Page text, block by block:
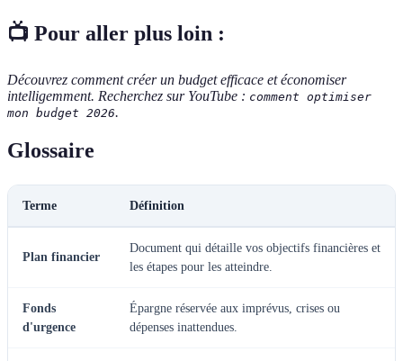
📺 Pour aller plus loin :
Découvrez comment créer un budget efficace et économiser
intelligemment. Recherchez sur YouTube : comment optimiser
mon budget 2026.
Glossaire
Terme Définition
Plan financier
Document qui détaille vos objectifs financières et
les étapes pour les atteindre.
Fonds
d'urgence
Épargne réservée aux imprévus, crises ou
dépenses inattendues.